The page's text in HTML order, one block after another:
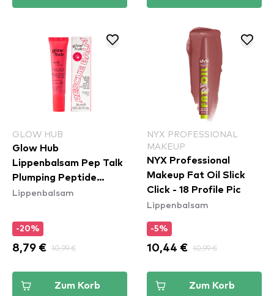
GLOW HUB
Glow Hub
Lippenbalsam Pep Talk
Plumping Peptide
Rescue Balm -
Lippenbalsam
-20%
8,79 € 10,99 €
Zum Korb
NYX PROFESSIONAL
MAKEUP
NYX Professional
Makeup Fat Oil Slick
Click - 18 Profile Pic
Lippenbalsam
-5%
10,44 € 10,99 €
Zum Korb